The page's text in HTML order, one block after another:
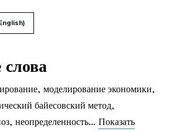
, моделирование экономики,
байесовский метод,
, неопределенность... Показать